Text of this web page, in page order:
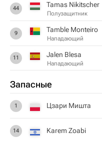
44 Tamas Nikitscher
Полузащитник
9 Tamble Monteiro
Нападающий
11 Jalen Blesa
Нападающий
Запасные
1 Цзари Мишта
14 Karem Zoabi